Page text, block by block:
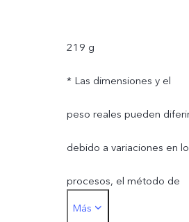
219 g
* Las dimensiones y el
peso reales pueden
debido a variaciones en
procesos, el método de
medición y los suministros
Más